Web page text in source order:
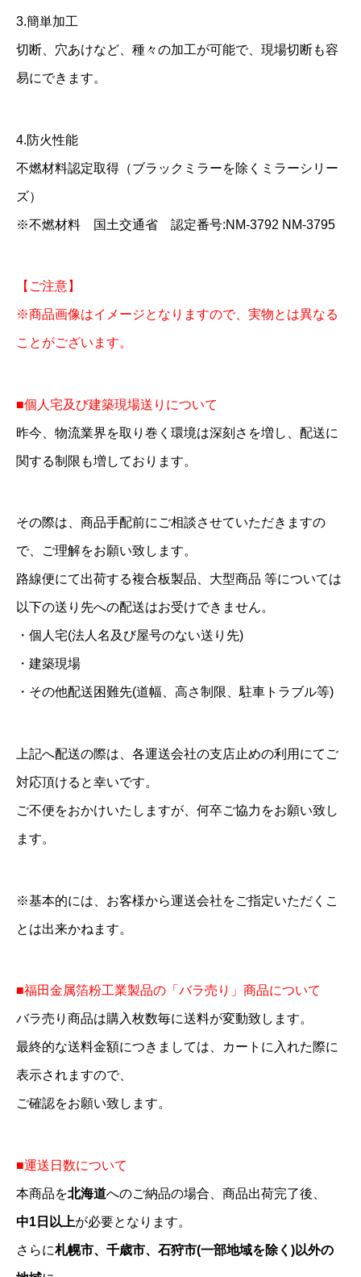
3.簡単加工
切断、穴あけなど、種々の加工が可能で、現場切断も容
易にできます。
4.防火性能
不燃材料認定取得（ブラックミラーを除くミラーシリー
ズ）
※不燃材料 国土交通省 認定番号:NM-3792 NM-3795
【ご注意】
※商品画像はイメージとなりますので、実物とは異なる
ことがございます。
■個人宅及び建築現場送りについて
昨今、物流業界を取り巻く環境は深刻さを増し、配送に
関する制限も増しております。
その際は、商品手配前にご相談させていただきますの
で、ご理解をお願い致します。
路線便にて出荷する複合板製品、大型商品 等については
以下の送り先への配送はお受けできません。
・個人宅(法人名及び屋号のない送り先)
・建築現場
・その他配送困難先(道幅、高さ制限、駐車トラブル等)
上記へ配送の際は、各運送会社の支店止めの利用にてご
対応頂けると幸いです。
ご不便をおかけいたしますが、何卒ご協力をお願い致し
ます。
※基本的には、お客様から運送会社をご指定いただくこ
とは出来かねます。
■福田金属箔粉工業製品の「バラ売り」商品について
バラ売り商品は購入枚数毎に送料が変動致します。
最終的な送料金額につきましては、カートに入れた際に
表示されますので、
ご確認をお願い致します。
■運送日数について
本商品を北海道へのご納品の場合、商品出荷完了後、
中1日以上が必要となります。
さらに札幌市、千歳市、石狩市(一部地域を除く)以外の